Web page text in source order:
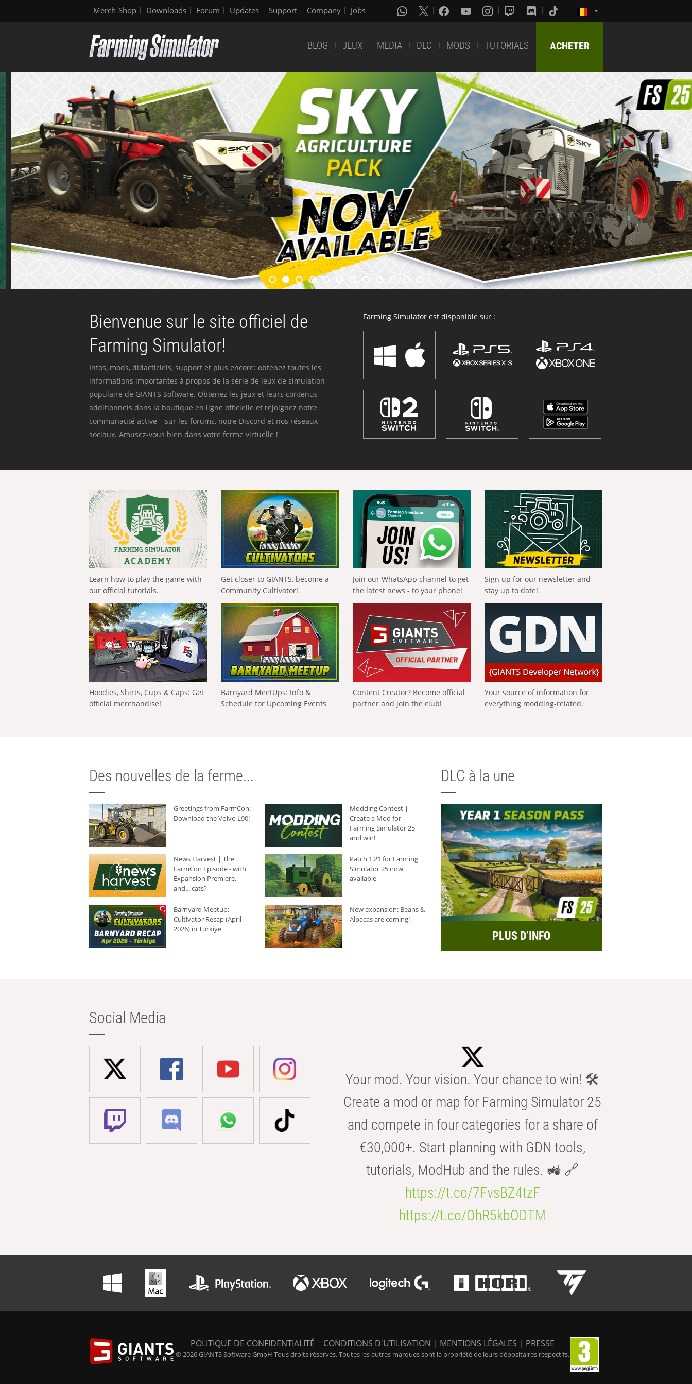
Merch-Shop Downloads Forum Updates Support Company Jobs
BLOG JEUX MEDIA DLC MODS TUTORIALS ACHETER
Bienvenue sur le site officiel de
Farming Simulator!
Infos, mods, didacticiels, support et plus encore: obtenez toutes les
informations importantes à propos de la série de jeux de simulation
populaire de GIANTS Software. Obtenez les jeux et leurs contenus
additionnels dans la boutique en ligne officielle et rejoignez notre
communauté active – sur les forums, notre Discord et nos réseaux
sociaux. Amusez-vous bien dans votre ferme virtuelle !
Farming Simulator est disponible sur :
Learn how to play the game with
our official tutorials.
Get closer to GIANTS, become a
Community Cultivator!
Join our WhatsApp channel to get
the latest news - to your phone!
Sign up for our newsletter and
stay up to date!
Hoodies, Shirts, Cups & Caps: Get
official merchandise!
Barnyard MeetUps: Info &
Schedule for Upcoming Events
Content Creator? Become official
partner and join the club!
Your source of information for
everything modding-related.
Des nouvelles de la ferme...
Greetings from FarmCon:
Download the Volvo L90!
Modding Contest |
Create a Mod for
Farming Simulator 25
and win!
News Harvest | The
FarmCon Episode - with
Expansion Premiere,
and... cats?
Patch 1.21 for Farming
Simulator 25 now
available
Barnyard Meetup:
Cultivator Recap (April
2026) in Türkiye
New expansion: Beans &
Alpacas are coming!
DLC à la une
PLUS D’INFO
Social Media
Your mod. Your vision. Your chance to win! 🛠️
Create a mod or map for Farming Simulator 25
and compete in four categories for a share of
€30,000+. Start planning with GDN tools,
tutorials, ModHub and the rules. 🚜 🔗
https://t.co/7FvsBZ4tzF
https://t.co/OhR5kbODTM
POLITIQUE DE CONFIDENTIALITÉ | CONDITIONS D'UTILISATION | MENTIONS LÉGALES | PRESSE
© 2026 GIANTS Software GmbH Tous droits réservés. Toutes les autres marques sont la propriété de leurs dépositaires respectifs.